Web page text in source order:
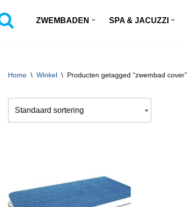
ZWEMBADEN SPA & JACUZZI
Home \ Winkel \ Producten getagged “zwembad cover”